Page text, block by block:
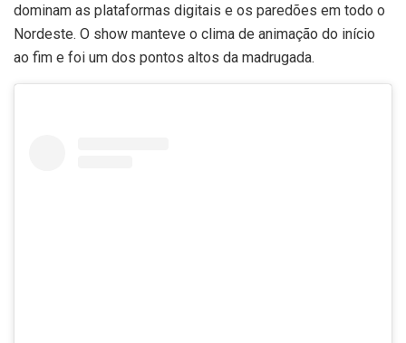
dominam as plataformas digitais e os paredões em todo o
Nordeste. O show manteve o clima de animação do início
ao fim e foi um dos pontos altos da madrugada.